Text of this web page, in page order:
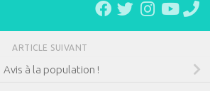
ARTICLE SUIVANT
Avis à la population !